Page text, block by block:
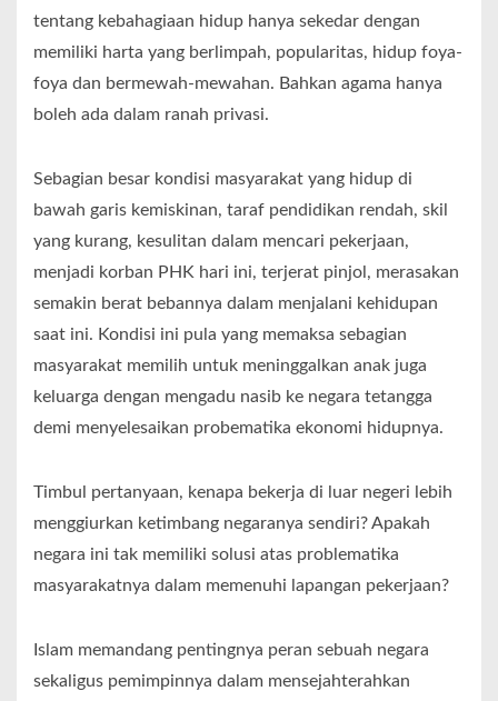
tentang kebahagiaan hidup hanya sekedar dengan
memiliki harta yang berlimpah, popularitas, hidup foya-
foya dan bermewah-mewahan. Bahkan agama hanya
boleh ada dalam ranah privasi.
Sebagian besar kondisi masyarakat yang hidup di
bawah garis kemiskinan, taraf pendidikan rendah, skil
yang kurang, kesulitan dalam mencari pekerjaan,
menjadi korban PHK hari ini, terjerat pinjol, merasakan
semakin berat bebannya dalam menjalani kehidupan
saat ini. Kondisi ini pula yang memaksa sebagian
masyarakat memilih untuk meninggalkan anak juga
keluarga dengan mengadu nasib ke negara tetangga
demi menyelesaikan probematika ekonomi hidupnya.
Timbul pertanyaan, kenapa bekerja di luar negeri lebih
menggiurkan ketimbang negaranya sendiri? Apakah
negara ini tak memiliki solusi atas problematika
masyarakatnya dalam memenuhi lapangan pekerjaan?
Islam memandang pentingnya peran sebuah negara
sekaligus pemimpinnya dalam mensejahterahkan